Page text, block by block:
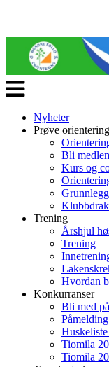
Veksle
navigasjon
Nyheter
Prøve orientering
Bli
Kurs og
Trening
Årshjul
Trening
Hvordan
Konkurranser
Bli med
Tiomila
Tiomila